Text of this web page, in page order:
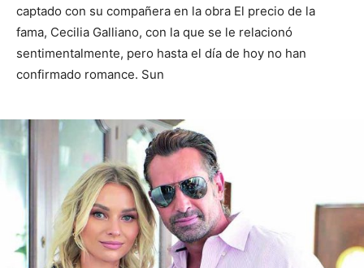
captado con su compañera en la obra El precio de la
fama, Cecilia Galliano, con la que se le relacionó
sentimentalmente, pero hasta el día de hoy no han
confirmado romance. Sun